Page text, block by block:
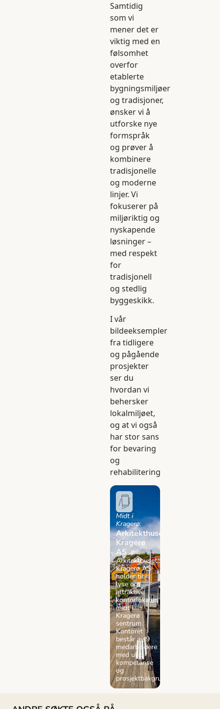
Samtidig
som vi
mener det er
viktig med en
følsomhet
overfor
etablerte
bygningsmiljøer
og tradisjoner,
ønsker vi å
utforske nye
formspråk
og prøver å
kombinere
tradisjonelle
og moderne
linjer. Vi
fokuserer på
miljøriktig og
nyskapende
løsninger –
med respekt
for
tradisjonell
og stedlig
byggeskikk.
I vår
bildeeksempler
fra tidligere
og pågående
prosjekter
ser du
hvordan vi
behersker
lokalmiljøet,
og at vi også
har stor sans
for bevaring
og
rehabilitering
Midt i
Kragerø:
Arkitekthuset
Kragerø
AS
Arkitekthuset
Kragerø AS
holder til i
lyse og
attraktive
kontorlokaler
midt i
Kragerø
sentrum.
Kontoret
består av 9
medarbeidere
med ulik
kompetanse
og
prosjektbakgrunn.